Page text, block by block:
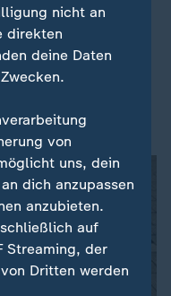
auf zwölf
"Politico"
nicht an
direkten
deine Daten
von
uns, dein
dich anzupassen
anzubieten.
auf
Streaming, der
Dritten werden